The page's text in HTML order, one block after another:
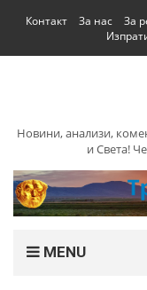
Контакт За нас За
Новини, анализи,
и Света!
MENU